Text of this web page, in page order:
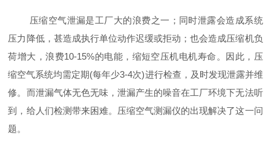
压缩空气泄漏是工厂大的浪费之一；同时泄露会造成系统
压力降低，甚造成执行单位动作迟缓或拒动；也会造成压缩机负
荷增大，浪费10-15%的电能，缩短空压机电机寿命。因此，压
缩空气系统均需定期(每年少3-4次)进行检查，及时发现泄露并维
修。而泄漏气体无色无味，泄漏产生的噪音在工厂环境下无法听
到，给人们检测带来困难。压缩空气测漏仪的出现解决了这一问
题。